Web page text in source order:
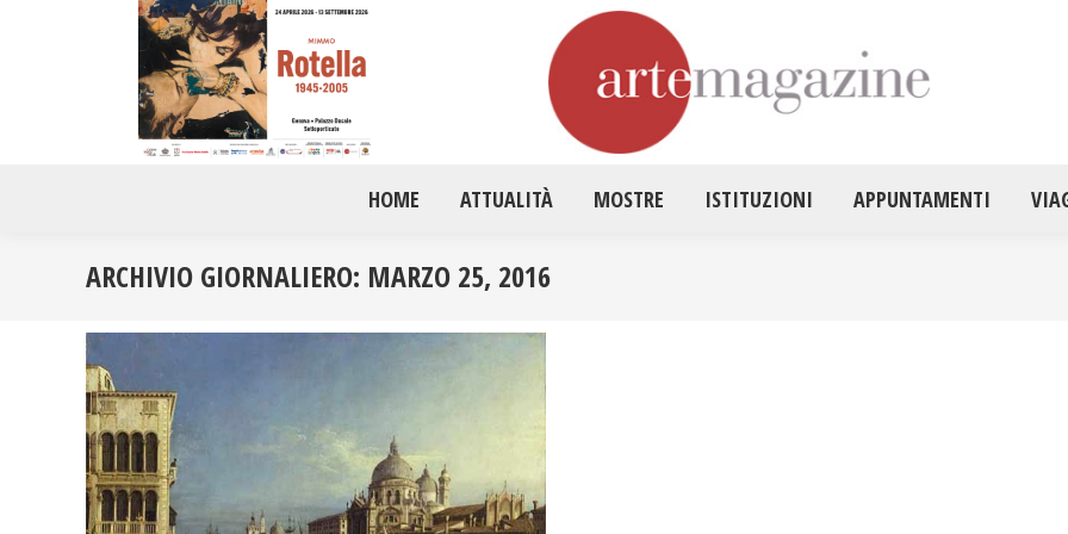
HOME ATTUALITÀ MOSTRE ISTITUZIONI APPUNTAMENTI
ARCHIVIO GIORNALIERO: MARZO 25, 2016
HOME